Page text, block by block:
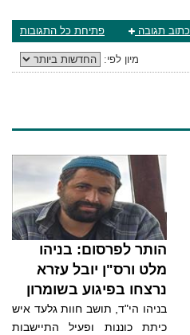
פתיחת כל התגובות כתוב תגובה
מיון לפי:
הותר לפרסום: בניהו
מלט ורס"ן יובל עזרא
נרצחו בפיגוע בשומרון
בניהו הי"ד, תושב חוות גלעד איש
כיתת כוננות ופעיל התיישבות